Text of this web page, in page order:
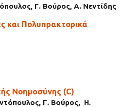
Γ. Βούρος, Α. Νεντίδης
και Πολυπρακτορικά
Νοημοσύνης (C)
Γ. Βούρος, Η.